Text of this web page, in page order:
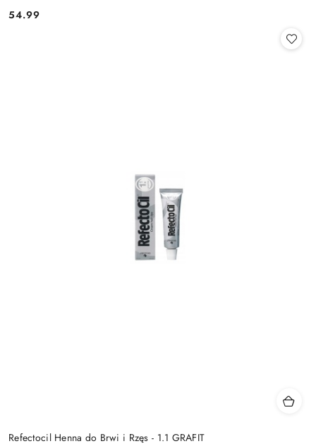
Cena:
54.99
Refectocil Henna do Brwi i Rzęs - 1.1 GRAFIT